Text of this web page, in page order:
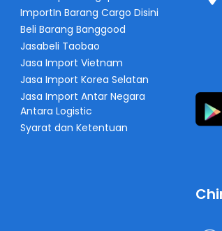
ImportIn Barang Cargo Disini
Beli Barang Banggood
Jasabeli Taobao
Jasa Import Vietnam
Jasa Import Korea Selatan
Jasa Import Antar Negara
Antara Logistic
Syarat dan Ketentuan